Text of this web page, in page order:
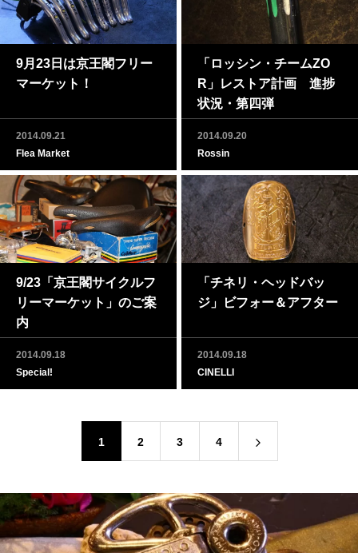
9月23日は京王閣フリー
マーケット！
2014.09.21
Flea Market
「ロッシン・チームZO
R」レストア計画 進捗
状況・第四弾
2014.09.20
Rossin
9/23「京王閣サイクルフ
リーマーケット」のご案
内
2014.09.18
Special!
「チネリ・ヘッドバッ
ジ」ビフォー＆アフター
2014.09.18
CINELLI
1 2 3 4